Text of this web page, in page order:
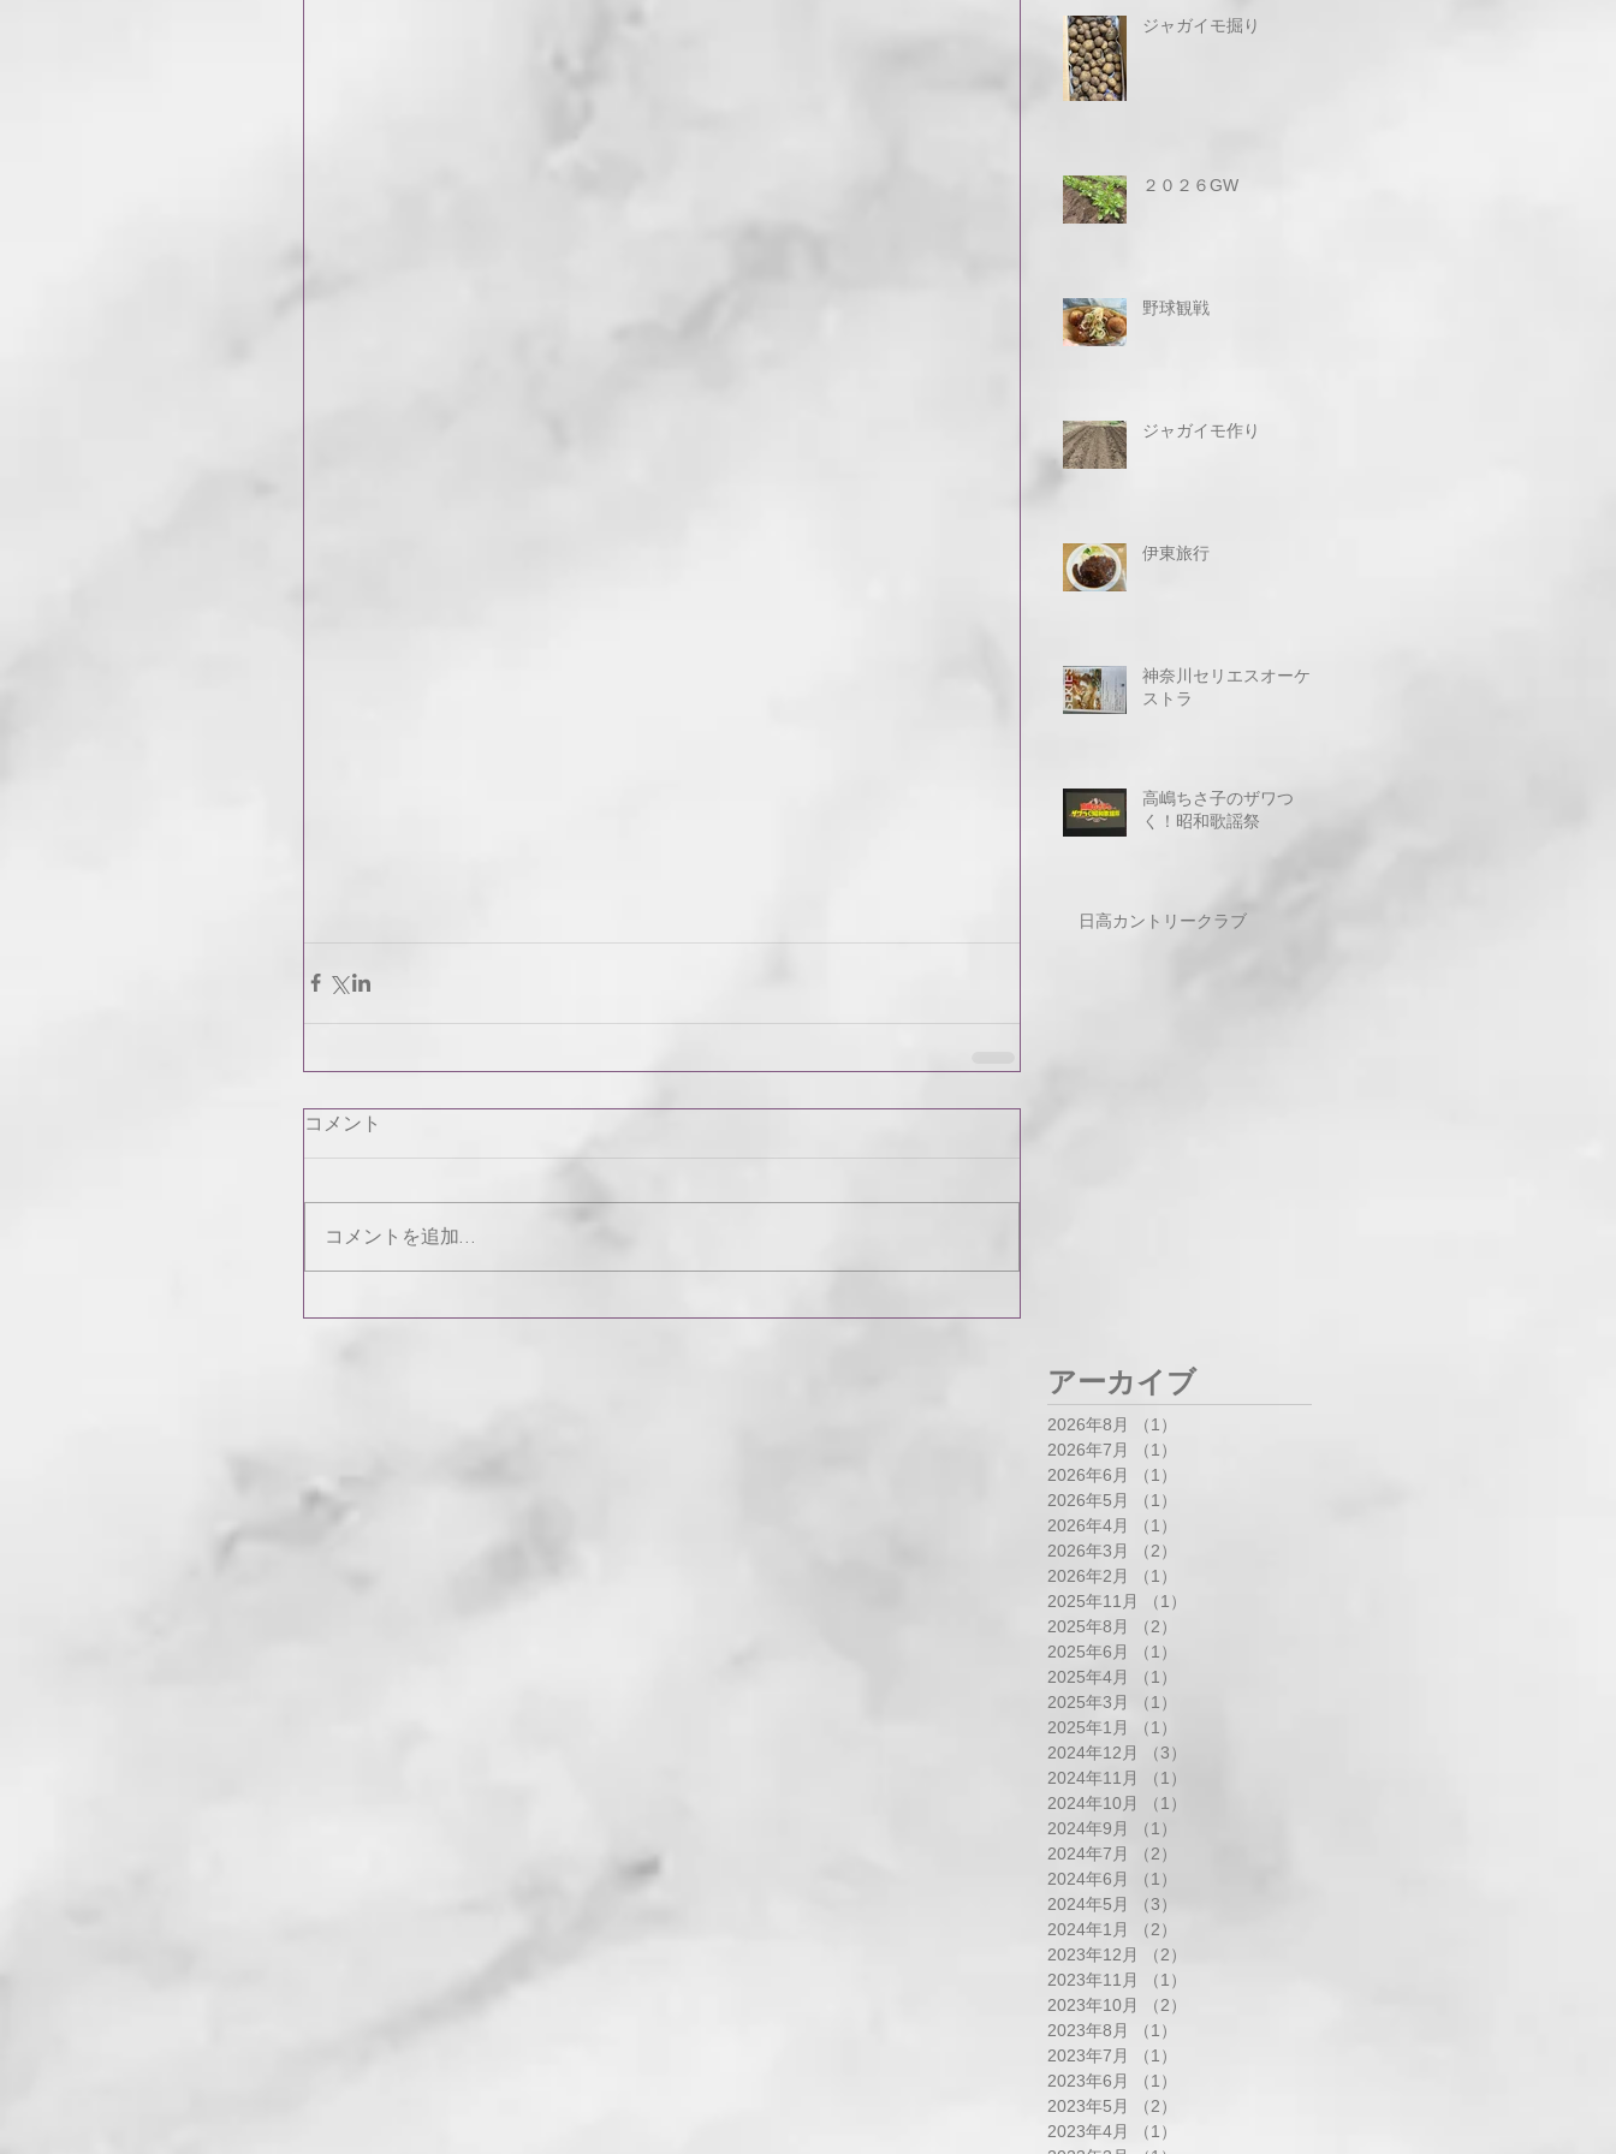
コメント
コメントを追加…
ジャガイモ掘り
２０２６GW
野球観戦
ジャガイモ作り
伊東旅行
神奈川セリエスオーケ
ストラ
高嶋ちさ子のザワつ
く！昭和歌謡祭
日高カントリークラブ
アーカイブ
2026年8月 （1）
2026年7月
（1）
2026年6月
（1）
2026年5月
（1）
2026年4月
（1）
2026年3月
（2）
2026年2月
（1）
2025年11月
（1）
2025年8月
（2）
2025年6月
（1）
2025年4月
（1）
2025年3月
（1）
2025年1月
（1）
2024年12月
（3）
2024年11月
（1）
2024年10月
（1）
2024年9月
（1）
2024年7月
（2）
2024年6月
（1）
2024年5月
（3）
2024年1月
（2）
2023年12月
（2）
2023年11月
（1）
2023年10月
（2）
2023年8月
（1）
2023年7月
（1）
2023年6月
（1）
2023年5月
（2）
2023年4月
（1）